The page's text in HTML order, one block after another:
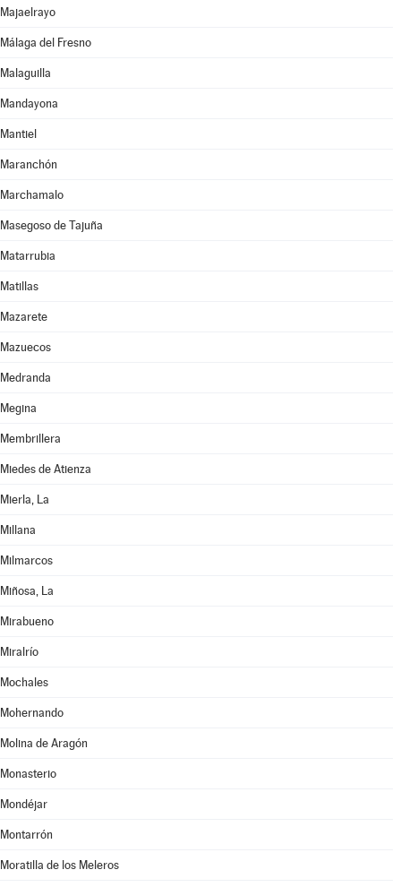
Majaelrayo
Málaga del Fresno
Malaguilla
Mandayona
Mantiel
Maranchón
Marchamalo
Masegoso de Tajuña
Matarrubia
Matillas
Mazarete
Mazuecos
Medranda
Megina
Membrillera
Miedes de Atienza
Mierla, La
Millana
Milmarcos
Miñosa, La
Mirabueno
Miralrío
Mochales
Mohernando
Molina de Aragón
Monasterio
Mondéjar
Montarrón
Moratilla de los Meleros